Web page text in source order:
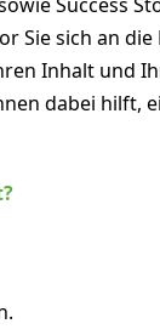
sich an
Inhalt
dabei hilft,